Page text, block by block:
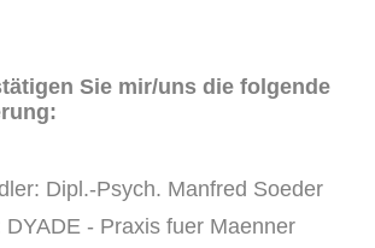
Sie mir/uns die folgende
Dipl.-Psych. Manfred Soeder
DYADE - Praxis fuer Maenner